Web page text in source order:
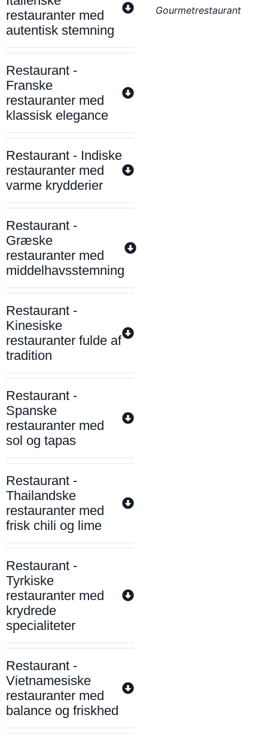
restauranter med
autentisk stemning
Restaurant -
Franske
restauranter med
klassisk elegance
Restaurant - Indiske
restauranter med
varme krydderier
Restaurant -
Græske
restauranter med
middelhavsstemning
Restaurant -
Kinesiske
restauranter fulde af
tradition
Restaurant -
Spanske
restauranter med
sol og tapas
Restaurant -
Thailandske
restauranter med
frisk chili og lime
Restaurant -
Tyrkiske
restauranter med
krydrede
specialiteter
Restaurant -
Vietnamesiske
restauranter med
balance og friskhed
Gourmetrestaurant